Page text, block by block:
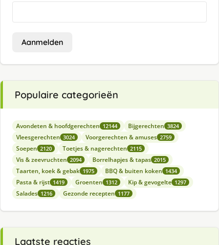
Aanmelden
Populaire categorieën
Avondeten & hoofdgerechten 12144 Bijgerechten 3824
Vleesgerechten 3024 Voorgerechten & amuses 2759
Soepen 2120 Toetjes & nagerechten 2115
Vis & zeevruchten 2094 Borrelhapjes & tapas 2015
Taarten, koek & gebak 1975 BBQ & buiten koken 1434
Pasta & rijst 1419 Groenten 1312 Kip & gevogelte 1297
Salades 1216 Gezonde recepten 1177
Laatste reacties